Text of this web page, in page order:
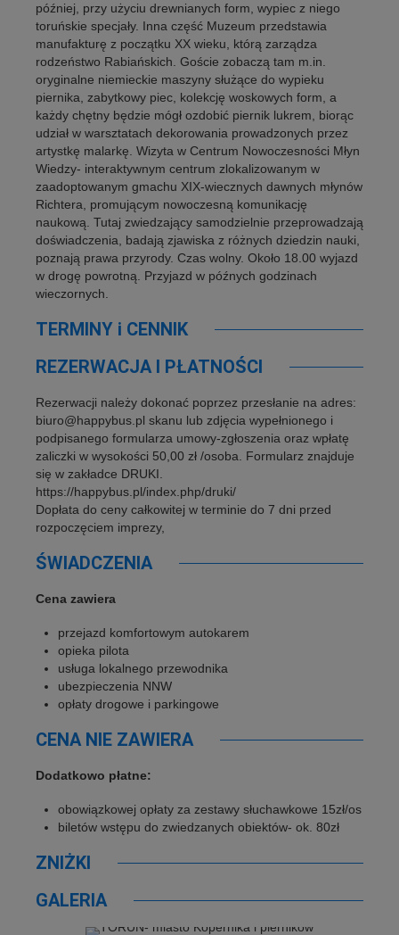
później, przy użyciu drewnianych form, wypiec z niego
toruńskie specjały. Inna część Muzeum przedstawia
manufakturę z początku XX wieku, którą zarządza
rodzeństwo Rabiańskich. Goście zobaczą tam m.in.
oryginalne niemieckie maszyny służące do wypieku
piernika, zabytkowy piec, kolekcję woskowych form, a
każdy chętny będzie mógł ozdobić piernik lukrem, biorąc
udział w warsztatach dekorowania prowadzonych przez
artystkę malarkę. Wizyta w Centrum Nowoczesności Młyn
Wiedzy- interaktywnym centrum zlokalizowanym w
zaadoptowanym gmachu XIX-wiecznych dawnych młynów
Richtera, promującym nowoczesną komunikację
naukową. Tutaj zwiedzający samodzielnie przeprowadzają
doświadczenia, badają zjawiska z różnych dziedzin nauki,
poznają prawa przyrody. Czas wolny. Około 18.00 wyjazd
w drogę powrotną. Przyjazd w późnych godzinach
wieczornych.
TERMINY i CENNIK
REZERWACJA I PŁATNOŚCI
Rezerwacji należy dokonać poprzez przesłanie na adres:
biuro@happybus.pl skanu lub zdjęcia wypełnionego i
podpisanego formularza umowy-zgłoszenia oraz wpłatę
zaliczki w wysokości 50,00 zł /osoba. Formularz znajduje
się w zakładce DRUKI.
https://happybus.pl/index.php/druki/
Dopłata do ceny całkowitej w terminie do 7 dni przed
rozpoczęciem imprezy,
ŚWIADCZENIA
Cena zawiera
przejazd komfortowym autokarem
opieka pilota
usługa lokalnego przewodnika
ubezpieczenia NNW
opłaty drogowe i parkingowe
CENA NIE ZAWIERA
Dodatkowo płatne:
obowiązkowej opłaty za zestawy słuchawkowe 15zł/os
biletów wstępu do zwiedzanych obiektów- ok. 80zł
ZNIŻKI
GALERIA